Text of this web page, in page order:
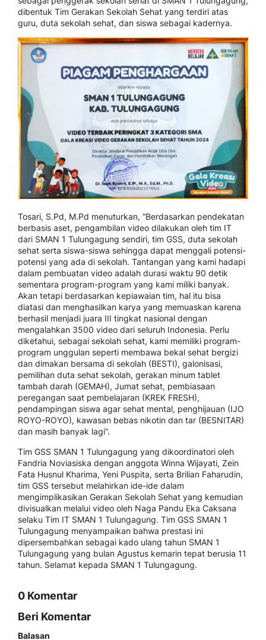
dibentuk Tim Gerakan Sekolah Sehat yang terdiri atas
guru, duta sekolah sehat, dan siswa sebagai kadernya.
Tosari, S.Pd, M.Pd menuturkan, “Berdasarkan pendekatan
berbasis aset, pengambilan video dilakukan oleh tim IT
dari SMAN 1 Tulungagung sendiri, tim GSS, duta sekolah
sehat serta siswa-siswa sehingga dapat menggali potensi-
potensi yang ada di sekolah. Tantangan yang kami hadapi
dalam pembuatan video adalah durasi waktu 90 detik
sementara program-program yang kami miliki banyak.
Akan tetapi berdasarkan kepiawaian tim, hal itu bisa
diatasi dan menghasilkan karya yang memuaskan karena
berhasil menjadi juara III tingkat nasional dengan
mengalahkan 3500 video dari seluruh Indonesia. Perlu
diketahui, sebagai sekolah sehat, kami memiliki program-
program unggulan seperti membawa bekal sehat bergizi
dan dimakan bersama di sekolah (BESTI), galonisasi,
pemilihan duta sehat sekolah, gerakan minum tablet
tambah darah (GEMAH), Jumat sehat, pembiasaan
peregangan saat pembelajaran (KREK FRESH),
pendampingan siswa agar sehat mental, penghijauan (IJO
ROYO-ROYO), kawasan bebas nikotin dan tar (BESNITAR)
dan masih banyak lagi”.
Tim GSS SMAN 1 Tulungagung yang dikoordinatori oleh
Fandria Noviasiska dengan anggota Winna Wijayati, Zein
Fata Husnul Kharima, Yeni Puspita, serta Brilian Faharudin,
tim GSS tersebut melahirkan ide-ide dalam
mengimplikasikan Gerakan Sekolah Sehat yang kemudian
divisualkan melalui video oleh Naga Pandu Eka Caksana
selaku Tim IT SMAN 1 Tulungagung. Tim GSS SMAN 1
Tulungagung menyampaikan bahwa prestasi ini
dipersembahkan sebagai kado ulang tahun SMAN 1
Tulungagung yang bulan Agustus kemarin tepat berusia 11
tahun. Selamat kepada SMAN 1 Tulungagung.
0 Komentar
Beri Komentar
Balasan